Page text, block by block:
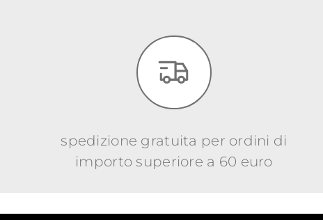
spedizione gratuita per ordini di
importo superiore a 60 euro